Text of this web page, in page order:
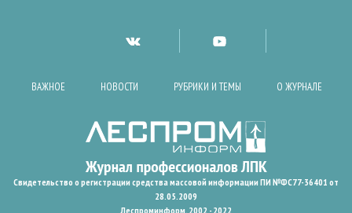
ВАЖНОЕ НОВОСТИ РУБРИКИ И ТЕМЫ О ЖУРНАЛЕ
Свидетельство о регистрации средства массовой информации ПИ №ФС77-36401 от
28.05.2009
Леспроминформ. 2002 - 2022